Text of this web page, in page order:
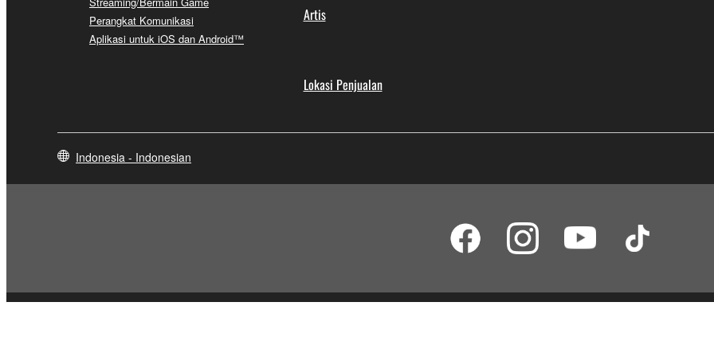
Perangkat Komunikasi
Aplikasi untuk iOS dan Android™
Artis
Lokasi Penjualan
Indonesia - Indonesian